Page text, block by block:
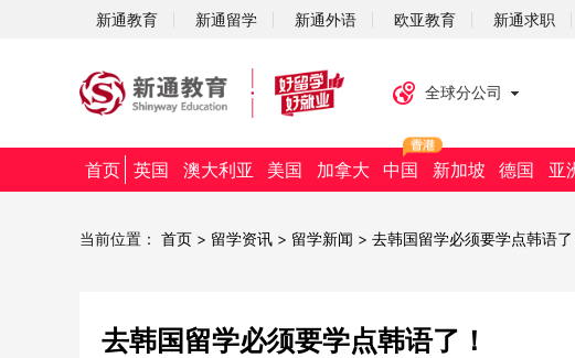
新通教育 新通留学 新通外语 欧亚教育 新通求职
全球分公司
首页 英国 澳大利亚 美国 加拿大 中国 新加坡 德国 亚
当前位置： 首页 > 留学资讯 > 留学新闻 > 去韩国留学必须要学点韩语了
去韩国留学必须要学点韩语了！